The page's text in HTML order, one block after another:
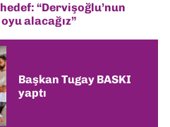
“Dervişoğlu’nun
alacağız”
Başkan Tugay BASKI
yaptı